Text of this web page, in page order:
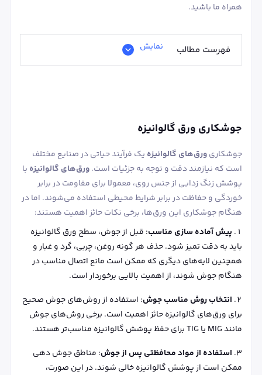
همراه ما باشید.
فهرست مطالب نمایش
جوشکاری ورق گالوانیزه
جوشکاریورق‌های گالوانیزه یک فرآیند حیاتی در صنایع مختلف
است که نیازمند دقت و توجه به جزئیات است.ورق‌های گالوانیزه با
پوشش زنگ ‌زدایی از جنس روی، معمولا برای مقاومت در برابر
خوردگی و حفاظت در برابر شرایط محیطی استفاده می‌شوند. اما در
هنگام جوشکاری این ورق‌ها، برخی نکات حائز اهمیت هستند:
پیش‌ آماده ‌سازی مناسب: قبل از جوش، سطح ورق گالوانیزه
باید به دقت تمیز شود. حذف هر گونه روغن، چربی، گرد و غبار و
همچنین لایه‌های دیگری که ممکن است مانع اتصال مناسب در
هنگام جوش شوند، از اهمیت بالایی برخوردار است.
انتخاب روش مناسب جوش: استفاده از روش‌های جوش صحیح
برای ورق‌های گالوانیزه حائز اهمیت است. برخی روش‌های جوش
مانند MIG یا TIG برای حفظ پوشش گالوانیزه مناسب‌تر هستند.
استفاده از مواد محافظتی پس از جوش: مناطق جوش‌ دهی
ممکن است از پوشش گالوانیزه خالی شوند. در این صورت،